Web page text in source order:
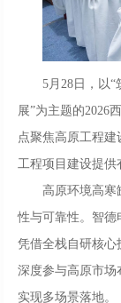
5月28日，以
展”为主题的2026
点聚焦高原工程
工程项目建设提供
高原环境高寒
性与可靠性。智德
凭借全栈自研核心
深度参与高原市
实现多场景落地。